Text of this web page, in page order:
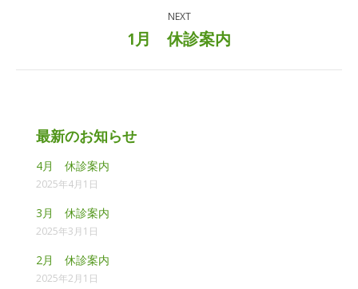
NEXT
Next
1月 休診案内
最新のお知らせ
4月 休診案内
2025年4月1日
3月 休診案内
2025年3月1日
2月 休診案内
2025年2月1日